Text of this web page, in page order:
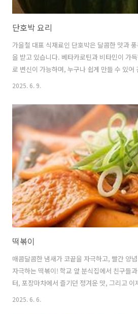
단호박 요리
가을철 대표 식재료인 단호박은 달콤한 맛과
을 받고 있습니다. 베타카로틴과 비타민이 가
로 변신이 가능하며, 누구나 쉽게 만들 수 있어
다.이러한 낮은 칼로리에도 불구하고 단호박
양소들이 풍부하게 들어있어다이어트 식품으
박의 주요 영양성분을 살펴보면탄수화물이
방이 0.65g이 포함되어 있으며,수분이 83.6g
합니다.이러한 구성은 포만감을 주면서도 칼
적인..
2025. 6. 9.
떡볶이
매콤달콤한 냄새가 코끝을 자극하고, 빨간 양
자극하는 떡볶이! 학교 앞 분식집에서 친구들
터, 포장마차에서 즐기던 정겨운 맛, 그리고 이
사로잡는 K-푸드의 대표주자까지. 떡볶이는 우
2025. 6. 6.